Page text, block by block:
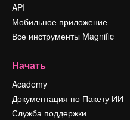
API
Мобильное приложение
Все инструменты Magnific
Начать
Academy
Документация по Пакету ИИ
Служба поддержки